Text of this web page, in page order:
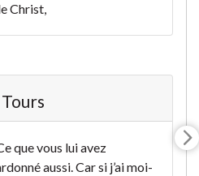
Christ,
que vous lui avez
aussi. Car si j’ai moi-